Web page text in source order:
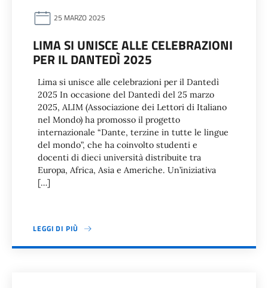
25 MARZO 2025
LIMA SI UNISCE ALLE CELEBRAZIONI
PER IL DANTEDÌ 2025
Lima si unisce alle celebrazioni per il Dantedì
2025 In occasione del Dantedì del 25 marzo
2025, ALIM (Associazione dei Lettori di Italiano
nel Mondo) ha promosso il progetto
internazionale “Dante, terzine in tutte le lingue
del mondo”, che ha coinvolto studenti e
docenti di dieci università distribuite tra
Europa, Africa, Asia e Americhe. Un’iniziativa
[…]
LEGGI DI PIÙ